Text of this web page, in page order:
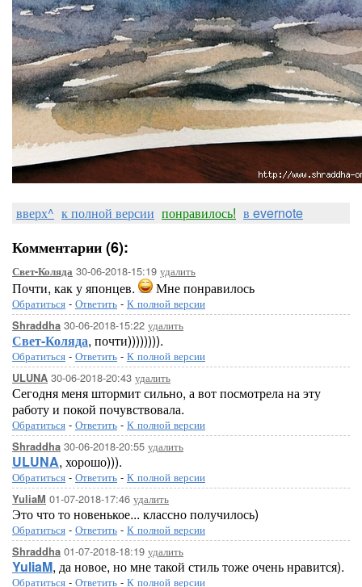
вверх^ к полной версии понравилось! в evernote
Комментарии (6):
Свет-Коляда 30-06-2018-15:19 удалить
Почти, как у японцев. Мне понравилось
Обратиться - Ответить - К полной версии
Shraddha 30-06-2018-15:22 удалить
Свет-Коляда, почти)))))))).
Обратиться - Ответить - К полной версии
ULUNA 30-06-2018-20:43 удалить
Сегодня меня штормит сильно, а вот посмотрела на эту
работу и покой почувствовала.
Обратиться - Ответить - К полной версии
Shraddha 30-06-2018-20:55 удалить
ULUNA, хорошо))).
Обратиться - Ответить - К полной версии
YuliaM 01-07-2018-17:46 удалить
Это что то новенькое... классно получилось)
Обратиться - Ответить - К полной версии
Shraddha 01-07-2018-18:19 удалить
YuliaM, да новое, но мне такой стиль тоже очень нравится).
Обратиться - Ответить - К полной версии